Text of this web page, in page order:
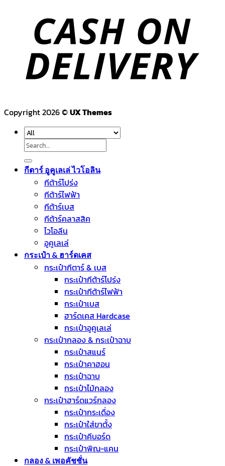
Copyright 2026 ©UX Themes
Search
for:
กีตาร์ อูคูเลเล่ ไวโอลิน
กีต้าร์โปร่ง
กีต้าร์ไฟฟ้า
กีต้าร์เบส
กีต้าร์คลาสสิค
ไวโอลีน
อูคูเลเล่
กระเป๋า & ฮาร์ดเคส
กระเป๋ากีตาร์ & เบส
กระเป๋ากีต้าร์โปร่ง
กระเป๋ากีต้าร์ไฟฟ้า
กระเป๋าเบส
ฮาร์ดเคส Hardcase
กระเป๋าอูคูเลเล่
กระเป๋ากลอง & กระเป๋าฉาบ
กระเป๋าสแนร์
กระเป๋าคาฮอน
กระเป๋าฉาบ
กระเป๋าไม้กลอง
กระเป๋าฮาร์ดแวร์กลอง
กระเป๋ากระเดื่อง
กระเป๋าใส่ขาตั้ง
กระเป๋าคีบอร์ด
กระเป๋าพิณ-แคน
กลอง & เพอคัชชั่น